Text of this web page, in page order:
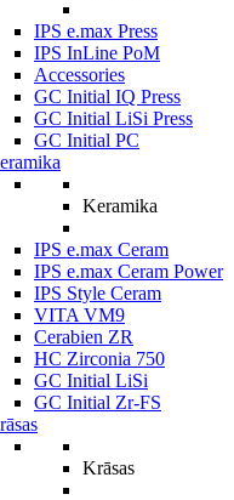
IPS e.max Press
IPS InLine PoM
Accessories
GC Initial IQ Press
GC Initial LiSi Press
GC Initial PC
Keramika
IPS e.max Ceram
IPS e.max Ceram Power
IPS Style Ceram
VITA VM9
Cerabien ZR
HC Zirconia 750
GC Initial LiSi
GC Initial Zr-FS
Krāsas